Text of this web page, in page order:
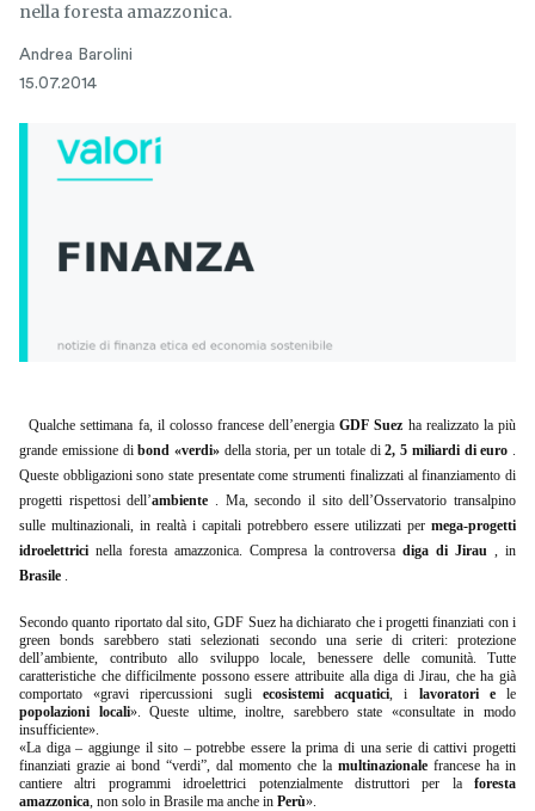
nella foresta amazzonica.
Andrea Barolini
15.07.2014
Qualche settimana fa, il colosso francese dell’energiaGDF Suez ha realizzato la più
grande emissione dibond «verdi» della storia, per un totale di2, 5 miliardi di euro .
Queste obbligazioni sono state presentate come strumenti finalizzati al finanziamento di
progetti rispettosi dell’ambiente . Ma, secondo il sito dell’Osservatorio transalpino
sulle multinazionali, in realtà i capitali potrebbero essere utilizzati per mega-progetti
idroelettrici nella foresta amazzonica. Compresa la controversadiga di Jirau , in
Brasile .
Secondo quanto riportato dal sito, GDF Suez ha dichiarato che i progetti finanziati con i
green bonds sarebbero stati selezionati secondo una serie di criteri: protezione
dell’ambiente, contributo allo sviluppo locale, benessere delle comunità. Tutte
caratteristiche che difficilmente possono essere attribuite alla diga di Jirau, che ha già
comportato «gravi ripercussioni sugli ecosistemi acquatici, i lavoratori ele
popolazioni locali». Queste ultime, inoltre, sarebbero state «consultate in modo
insufficiente».
«La diga – aggiunge il sito – potrebbe essere la prima di una serie di cattivi progetti
finanziati grazie ai bond “verdi”, dal momento che la multinazionale francese ha in
cantiere altri programmi idroelettrici potenzialmente distruttori per la foresta
amazzonica, non solo in Brasile ma anche in Perù».